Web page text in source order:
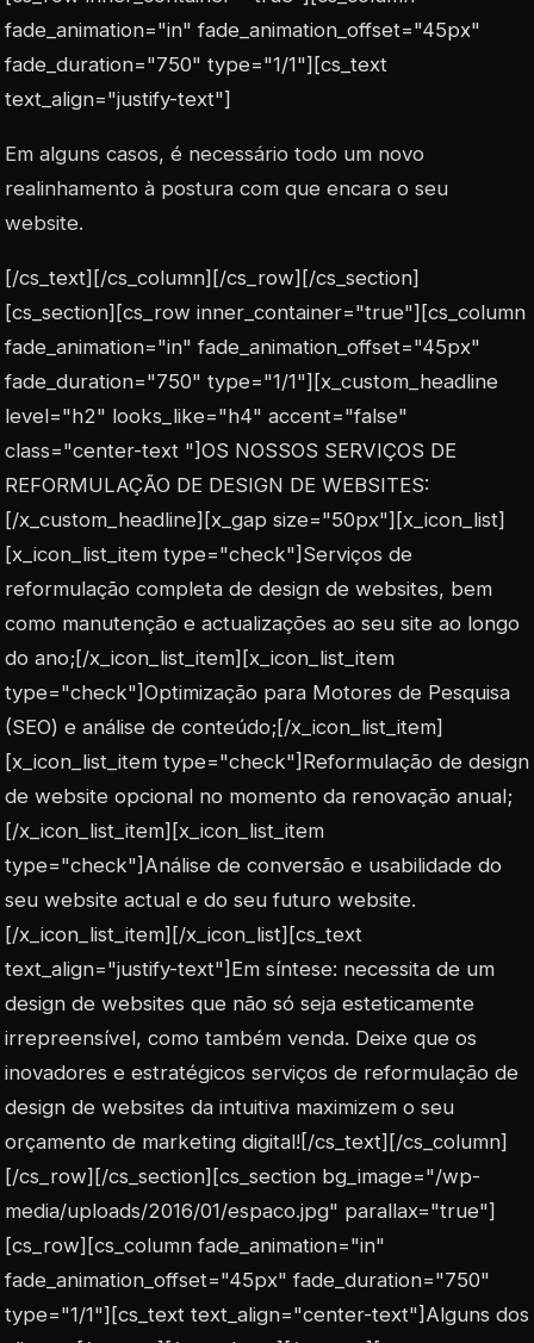
fade_animation="in" fade_animation_offset="45px"
fade_duration="750" type="1/1"][cs_text
text_align="justify-text"]
Em alguns casos, é necessário todo um novo
realinhamento à postura com que encara o seu
website.
[/cs_text][/cs_column][/cs_row][/cs_section]
[cs_section][cs_row inner_container="true"][cs_column
fade_animation="in" fade_animation_offset="45px"
fade_duration="750" type="1/1"][x_custom_headline
level="h2" looks_like="h4" accent="false"
class="center-text "]OS NOSSOS SERVIÇOS DE
REFORMULAÇÃO DE DESIGN DE WEBSITES:
[/x_custom_headline][x_gap size="50px"][x_icon_list]
[x_icon_list_item type="check"]Serviços de
reformulação completa de design de websites, bem
como manutenção e actualizações ao seu site ao longo
do ano;[/x_icon_list_item][x_icon_list_item
type="check"]Optimização para Motores de Pesquisa
(SEO) e análise de conteúdo;[/x_icon_list_item]
[x_icon_list_item type="check"]Reformulação de design
de website opcional no momento da renovação anual;
[/x_icon_list_item][x_icon_list_item
type="check"]Análise de conversão e usabilidade do
seu website actual e do seu futuro website.
[/x_icon_list_item][/x_icon_list][cs_text
text_align="justify-text"]Em síntese: necessita de um
design de websites que não só seja esteticamente
irrepreensível, como também venda. Deixe que os
inovadores e estratégicos serviços de reformulação de
design de websites da intuitiva maximizem o seu
orçamento de marketing digital![/cs_text][/cs_column]
[/cs_row][/cs_section][cs_section bg_image="/wp-
media/uploads/2016/01/espaco.jpg" parallax="true"]
[cs_row][cs_column fade_animation="in"
fade_animation_offset="45px" fade_duration="750"
type="1/1"][cs_text text_align="center-text"]Alguns dos